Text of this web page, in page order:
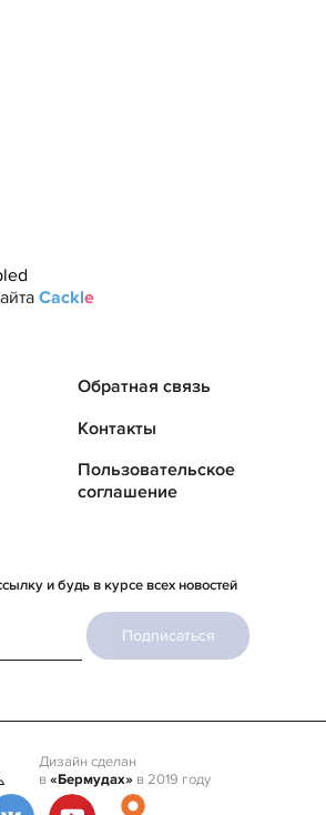
Cackle
Обратная связь
Контакты
Пользовательское
соглашение
и будь в курсе всех новостей
Подписаться
Дизайн сделан
в«Бермудах»в 2019 году